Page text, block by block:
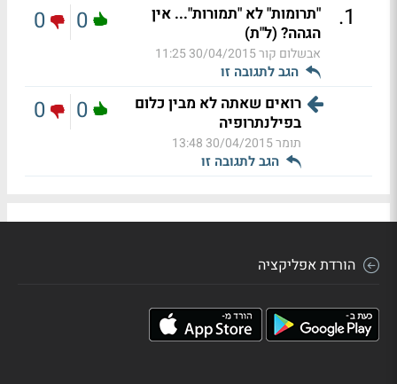
1
.
"תרומות" לא "תמורות"... אין
הגהה? (ל"ת)
אבשלום קור30/04/2015 11:25
הגב לתגובה זו
0
0
רואים שאתה לא מבין כלום
בפילנתרופיה
תומר30/04/2015 13:48
הגב לתגובה זו
0
0
הורדת אפליקציה